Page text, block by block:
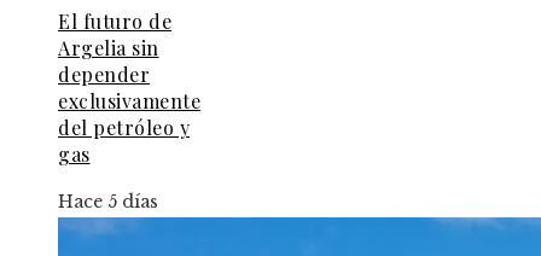
El futuro de
Argelia sin
depender
exclusivamente
del petróleo y
gas
Hace 5 días